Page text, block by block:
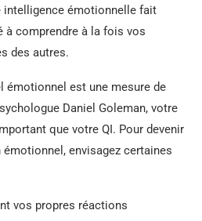
intelligence émotionnelle fait
à comprendre à la fois vos
des autres.
est une mesure de
Daniel Goleman, votre
que votre QI. Pour devenir
envisagez certaines
vos propres réactions